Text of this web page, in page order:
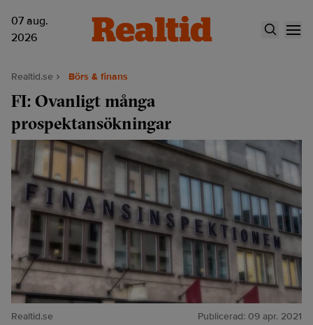
07 aug.
2026
Realtid.se Börs & finans
FI: Ovanligt många
prospektansökningar
Realtid.se Publicerad: 09 apr. 2021